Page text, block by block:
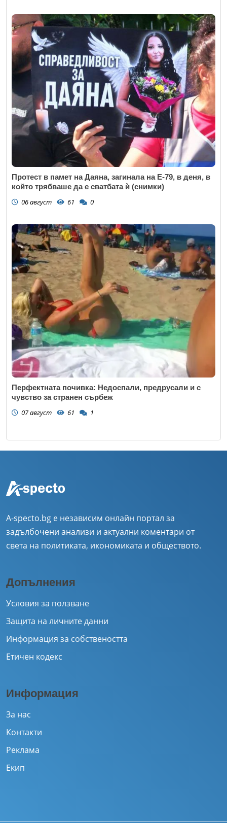
Протест в памет на Даяна, загинала на Е-79, в деня, в
който трябваше да е сватбата ѝ (снимки)
06 август 61 0
Перфектната почивка: Недоспали, предрусали и с
чувство за странен сърбеж
07 август 61 1
A-specto.bg е независим онлайн портал за
задълбочени анализи и актуални коментари от
света на политиката, икономиката и обществото.
Допълнения
Условия за ползване
Защита на личните данни
Информация за собствеността
Етичен кодекс
Информация
За нас
Контакти
Реклама
Екип